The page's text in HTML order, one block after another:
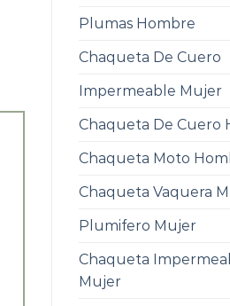
Plumas Hombre
Chaqueta De Cuero
Impermeable Mujer
Chaqueta De Cuero
Chaqueta Moto
Chaqueta Vaquera
Plumifero Mujer
Chaqueta
Mujer